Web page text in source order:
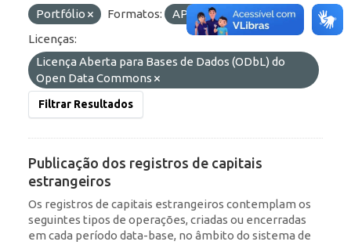
Portfólio
Formatos: API
OData
Licenças:
Licença Aberta para Bases de Dados (ODbL) do
Open Data Commons
Filtrar Resultados
Publicação dos registros de capitais
estrangeiros
Os registros de capitais estrangeiros contemplam os
seguintes tipos de operações, criadas ou encerradas
em cada período data-base, no âmbito do sistema de